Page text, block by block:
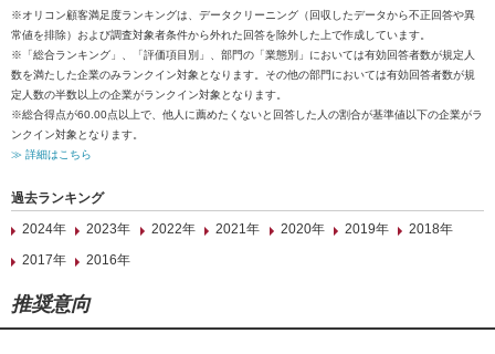
※オリコン顧客満足度ランキングは、データクリーニング（回収したデータから不正回答や異
常値を排除）および調査対象者条件から外れた回答を除外した上で作成しています。
※「総合ランキング」、「評価項目別」、部門の「業態別」においては有効回答者数が規定人
数を満たした企業のみランクイン対象となります。その他の部門においては有効回答者数が規
定人数の半数以上の企業がランクイン対象となります。
※総合得点が60.00点以上で、他人に薦めたくないと回答した人の割合が基準値以下の企業がラ
ンクイン対象となります。
≫ 詳細はこちら
過去ランキング
2024年
2023年 2022年 2021年 2020年 2019年
2018年
2017年
2016年
推奨意向